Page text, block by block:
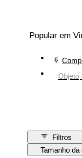
Popular em
Objeto
Filtros
Tamanho da